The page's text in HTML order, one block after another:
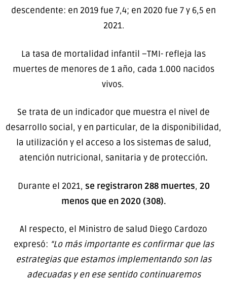
descendente: en 2019 fue 7,4; en 2020 fue 7 y 6,5 en
2021.
La tasa de mortalidad infantil –TMI- refleja las
muertes de menores de 1 año, cada 1.000 nacidos
vivos.
Se trata de un indicador que muestra el nivel de
desarrollo social, y en particular, de la disponibilidad,
la utilización y el acceso a los sistemas de salud,
atención nutricional, sanitaria y de protección.
Durante el 2021, se registraron 288 muertes, 20
menos que en 2020 (308).
Al respecto, el Ministro de salud Diego Cardozo
expresó: “Lo más importante es confirmar que las
estrategias que estamos implementando son las
adecuadas y en ese sentido continuaremos